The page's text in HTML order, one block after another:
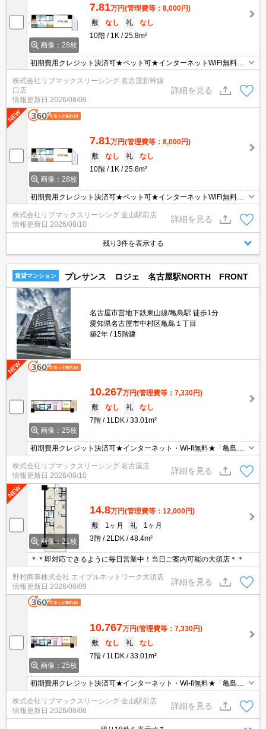
画像：28枚
7.81万円(管理費等：8,000円)
敷
なし 礼
なし
10階
1K 25.8m²
初期費用クレジット決済可★ペット可★インターネットWiFi無料★
株式会社リブマックスリーシング 名古屋新幹線
口店
情報更新日 2026/08/09
詳細を見る
画像：28枚
7.81万円(管理費等：8,000円)
敷
なし 礼
なし
10階
1K 25.8m²
初期費用クレジット決済可★ペット可★インターネットWiFi無料★
名古屋駅へも徒歩圏内の便利な立地です♪
株式会社リブマックスリーシング 金山駅前店
情報更新日 2026/08/10
詳細を見る
残り3件を表示する
賃貸マンション プレサンス ロジェ 名古屋駅NORTH FRONT
名古屋市営地下鉄東山線/亀島駅 徒歩1分
愛知県名古屋市中村区亀島１丁目
築2年
15階建
画像：25枚
10.267万円(管理費等：7,330円)
敷
なし 礼
なし
7階
1LDK 33.01m²
初期費用クレジット決済可★インターネット・Wi-fi無料★「亀島」
駅徒歩１分と好立地☆「名古屋」駅徒歩圏内☆「プレサンス」シリ
ーズ分譲賃貸マンションです♪オートロック、宅配ボックス、浴室乾
燥機など設備充実♪
株式会社リブマックスリーシング 名古屋店
情報更新日 2026/08/10
詳細を見る
画像：21枚
14.8万円(管理費等：12,000円)
敷
1ヶ月 礼
1ヶ月
3階
2LDK 48.4m²
＊＊即対応できるように毎日営業中！当日ご案内可能の大須店＊＊
野村商事株式会社 エイブルネットワーク大須店
情報更新日 2026/08/09
詳細を見る
画像：25枚
10.767万円(管理費等：7,330円)
敷
なし 礼
なし
7階
1LDK 33.01m²
初期費用クレジット決済可★インターネット・Wi-fi無料★「亀島」
ーズ分譲賃貸マンションです♪オートロック、宅配ボックス、浴室乾
燥機など設備充実♪
株式会社リブマックスリーシング 金山駅前店
情報更新日 2026/08/08
詳細を見る